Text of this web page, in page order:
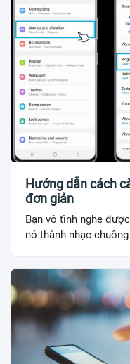
Hướng dẫn cách
đơn giản
Bạn vô tình nghe
nó thành nhạc